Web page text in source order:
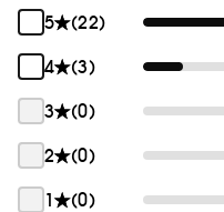
5
(22)
4
(3)
3
(0)
2
(0)
1
(0)